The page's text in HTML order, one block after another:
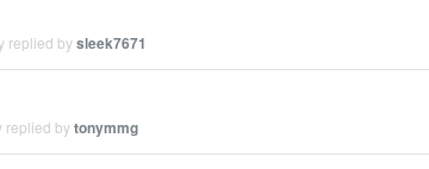
replied bysleek7671
replied bytonymmg